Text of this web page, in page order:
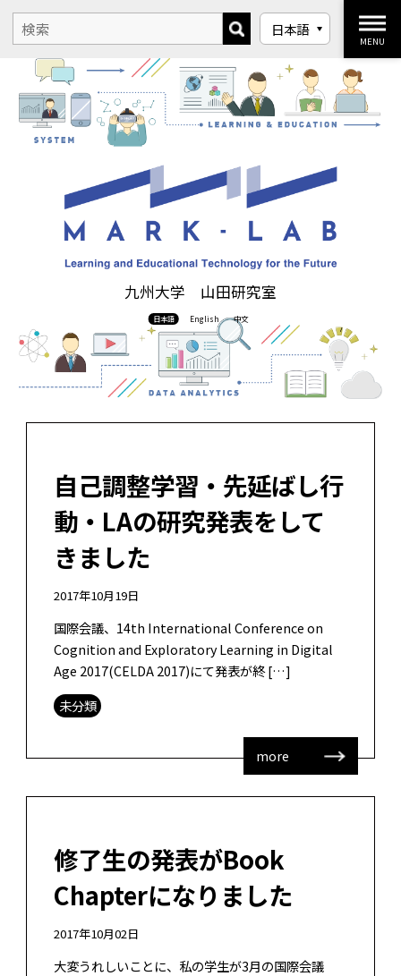
九州大学 山田研究室
日本語 English 中文
MENU
自己調整学習・先延ばし行
動・LAの研究発表をして
きました
2017年10月19日
国際会議、14th International Conference on
Cognition and Exploratory Learning in Digital
Age 2017(CELDA 2017)にて発表が終 […]
未分類
more
修了生の発表がBook
Chapterになりました
2017年10月02日
大変うれしいことに、私の学生が3月の国際会議